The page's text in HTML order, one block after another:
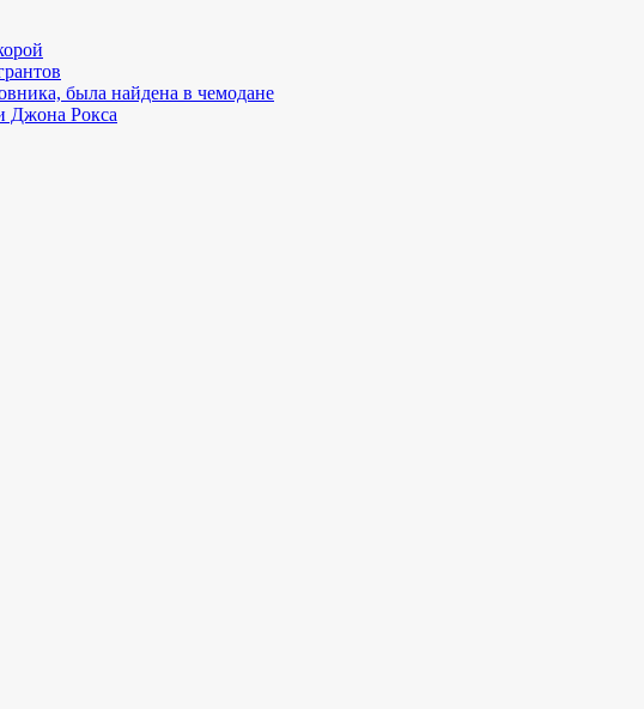
была найдена в чемодане
Джона Рокса